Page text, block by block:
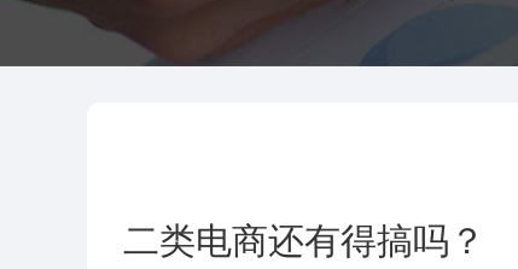
二类电商还有得搞吗？